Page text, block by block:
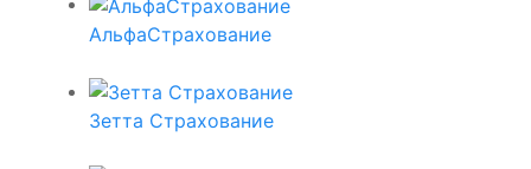
АльфаСтрахование
Зетта Страхование